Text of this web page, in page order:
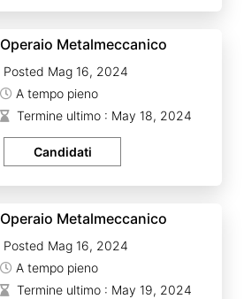
Operaio Metalmeccanico
Posted Mag 16, 2024
A tempo pieno
Termine ultimo : May 18, 2024
Candidati
Operaio Metalmeccanico
Posted Mag 16, 2024
A tempo pieno
Termine ultimo : May 19, 2024